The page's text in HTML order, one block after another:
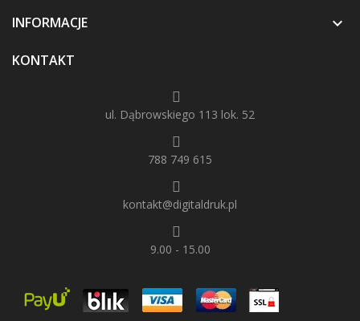
INFORMACJE 
KONTAKT
ul. Dąbrowskiego 113 lok. 52
788 749 615
kontakt@digitaldruk.pl
9.00 - 15.00